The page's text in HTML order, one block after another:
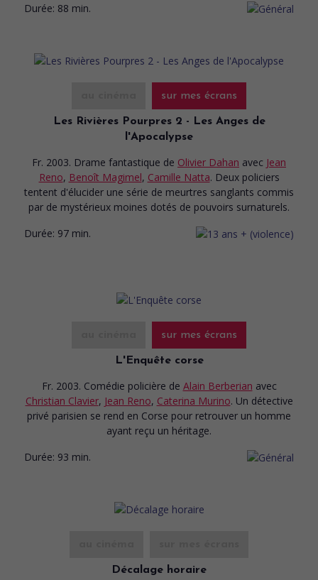
Durée: 88 min.
sur mes écrans
Les Rivières Pourpres 2 - Les Anges de
l'Apocalypse
Fr. 2003. Drame fantastique de Olivier Dahan avec Jean
Reno, Benoît Magimel, Camille Natta. Deux policiers
tentent d'élucider une série de meurtres sanglants commis
par de mystérieux moines dotés de pouvoirs surnaturels.
Durée: 97 min.
sur mes écrans
L'Enquête corse
Fr. 2003. Comédie policière de Alain Berberian avec
Christian Clavier, Jean Reno, Caterina Murino. Un détective
privé parisien se rend en Corse pour retrouver un homme
ayant reçu un héritage.
Durée: 93 min.
Décalage horaire